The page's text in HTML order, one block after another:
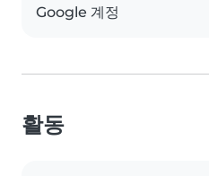
Google 계정
활동